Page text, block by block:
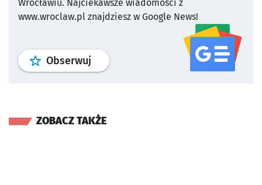
Wrocławiu. Najciekawsze wiadomości z
www.wroclaw.pl znajdziesz w Google News!
Obserwuj profil serwisu
ZOBACZ TAKŻE